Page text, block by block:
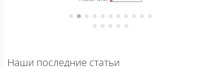
Наши последние статьи